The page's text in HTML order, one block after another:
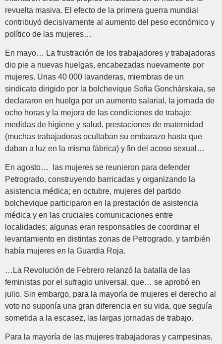
revuelta masiva. El efecto de la primera guerra mundial
contribuyó decisivamente al aumento del peso económico y
político de las mujeres…
En mayo… La frustración de los trabajadores y trabajadoras
dio pie a nuevas huelgas, encabezadas nuevamente por
mujeres. Unas 40 000 lavanderas, miembras de un
sindicato dirigido por la bolchevique Sofia Gonchárskaia, se
declararon en huelga por un aumento salarial, la jornada de
ocho horas y la mejora de las condiciones de trabajo:
medidas de higiene y salud, prestaciones de maternidad
(muchas trabajadoras ocultaban su embarazo hasta que
daban a luz en la misma fábrica) y fin del acoso sexual…
En agosto… las mujeres se reunieron para defender
Petrogrado, construyendo barricadas y organizando la
asistencia médica; en octubre, mujeres del partido
bolchevique participaron en la prestación de asistencia
médica y en las cruciales comunicaciones entre
localidades; algunas eran responsables de coordinar el
levantamiento en distintas zonas de Petrogrado, y también
había mujeres en la Guardia Roja.
…La Revolución de Febrero relanzó la batalla de las
feministas por el sufragio universal, que… se aprobó en
julio. Sin embargo, para la mayoría de mujeres el derecho al
voto no suponía una gran diferencia en su vida, que seguía
sometida a la escasez, las largas jornadas de trabajo.
Para la mayoría de las mujeres trabajadoras y campesinas,